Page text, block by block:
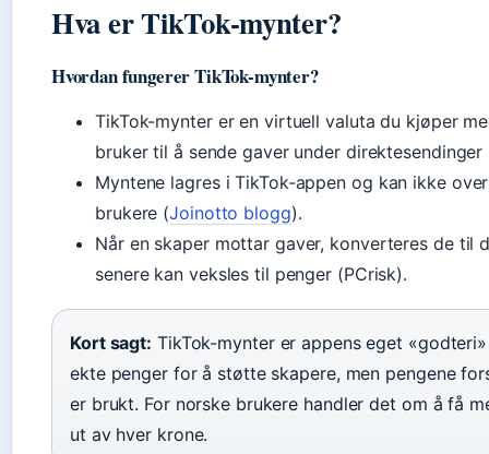
Hva er TikTok-mynter?
Hvordan fungerer TikTok-mynter?
TikTok-mynter er en virtuell valuta du kjøper
bruker til å sende gaver under direktesendinger
Myntene lagres i TikTok-appen og kan ikke
brukere (Joinotto blogg).
Når en skaper mottar gaver, konverteres de til
senere kan veksles til penger (PCrisk).
Kort sagt: TikTok-mynter er appens eget
ekte penger for å støtte skapere, men pengene
er brukt. For norske brukere handler det om å få
ut av hver krone.